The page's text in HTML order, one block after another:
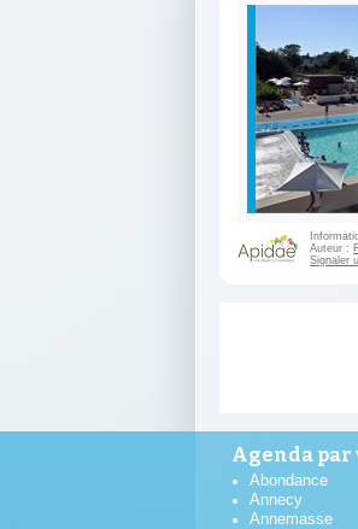
Auteur :
Signaler
Agenda par
Abondance
Annecy
Annemasse